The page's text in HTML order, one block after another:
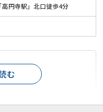
円寺駅」北口徒歩4分
談可能
レスポンスが早い
む